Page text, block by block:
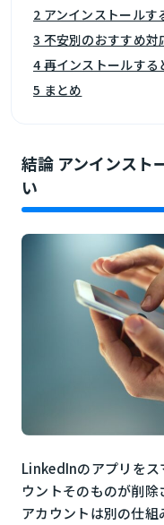
2 アンインストールす
3 不安別のおすすめ対
4 再インストールする
5 まとめ
結論 アンインスト
い
LinkedInのアプリをス
ウントそのものが削
アカウントは別の仕